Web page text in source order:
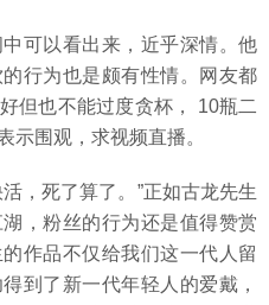
可以看出来，近乎深情。他
行为也是颇有性情。网友都
但也不能过度贪杯， 10瓶二
示围观，求视频直播。
，死了算了。”正如古龙先生
，粉丝的行为还是值得赞赏
作品不仅给我们这一代人留
到了新一代年轻人的爱戴，